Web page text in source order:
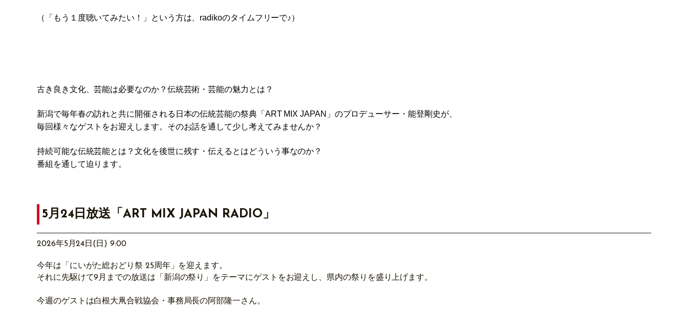
（「もう１度聴いてみたい！」という方は、radikoのタイムフリーで♪）
古き良き文化、芸能は必要なのか？伝統芸術・芸能の魅力とは？
新潟で毎年春の訪れと共に開催される日本の伝統芸能の祭典「ART MIX JAPAN」のプロデューサー・能登剛史が、
毎回様々なゲストをお迎えします。そのお話を通して少し考えてみませんか？
持続可能な伝統芸能とは？文化を後世に残す・伝えるとはどういう事なのか？
番組を通して迫ります。
5月24日放送「ART MIX JAPAN RADIO」
2026年5月24日(日) 9:00
今年は「にいがた総おどり祭 25周年」を迎えます。
それに先駆けて9月までの放送は「新潟の祭り」をテーマにゲストをお迎えし、県内の祭りを盛り上げます。
今週のゲストは白根大凧合戦協会・事務局長の阿部隆一さん。